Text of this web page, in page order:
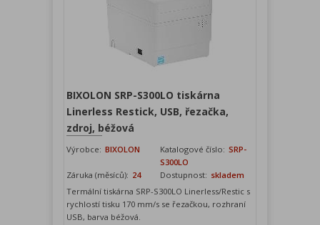
BIXOLON SRP-S300LO tiskárna
Linerless Restick, USB, řezačka,
zdroj, béžová
Výrobce: BIXOLON Katalogové číslo: SRP-
S300LO
Záruka (měsíců): 24 Dostupnost: skladem
Termální tiskárna SRP-S300LO Linerless/Restic s
rychlostí tisku 170 mm/s se řezačkou, rozhraní
USB, barva béžová.